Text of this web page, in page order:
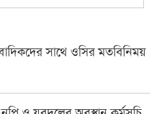
সাথে ওসির মতবিনিময়